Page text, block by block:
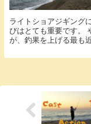
ライトショアジギング
びはとても重要です。
が、釣果を上げる最も